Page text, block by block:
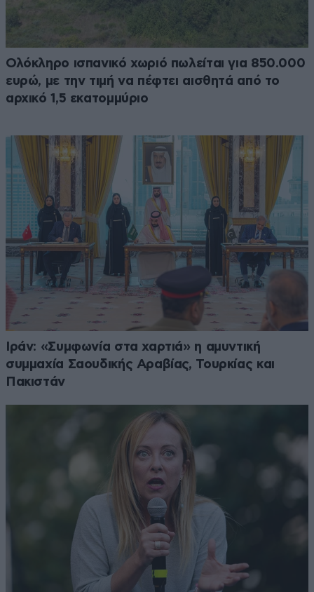
Ολόκληρο ισπανικό χωριό πωλείται για 850.000
ευρώ, με την τιμή να πέφτει αισθητά από το
αρχικό 1,5 εκατομμύριο
Ιράν: «Συμφωνία στα χαρτιά» η αμυντική
συμμαχία Σαουδικής Αραβίας, Τουρκίας και
Πακιστάν